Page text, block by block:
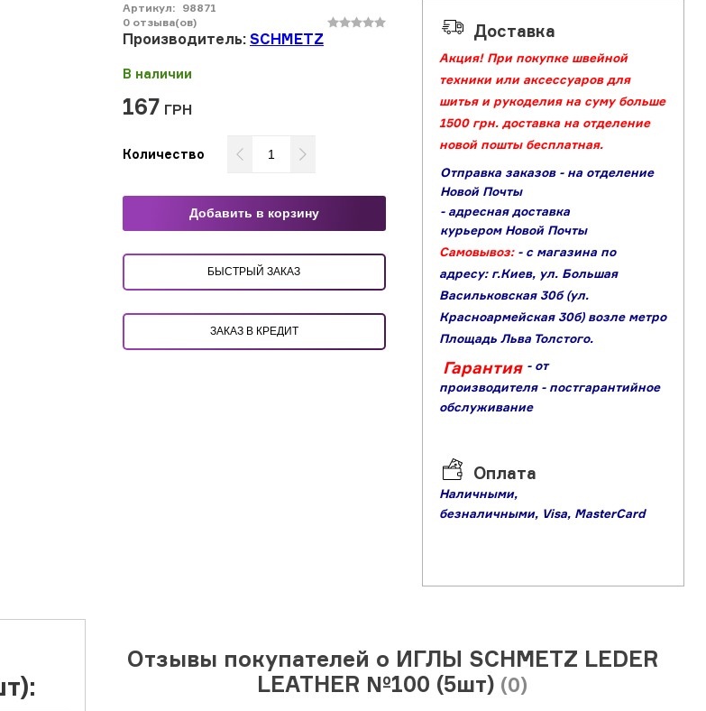
Артикул: 98871
0 отзыва(ов)
Производитель: SCHMETZ
В наличии
167 ГРН
Количество
Добавить в корзину
БЫСТРЫЙ ЗАКАЗ
ЗАКАЗ В КРЕДИТ
Доставка
Акция! При покупке швейной
техники или аксессуаров для
шитья и рукоделия на суму больше
1500 грн. доставка на отделение
новой пошты бесплатная.
Отправка заказов - на отделение
Новой Почты
- адресная доставка
курьером Новой Почты
Самовывоз: - с магазина по
адресу: г.Киев, ул. Большая
Васильковская 30б (ул.
Красноармейская 30б) возле метро
Площадь Льва Толстого.
Гарантия - от
производителя - постгарантийное
обслуживание
Оплата
Наличными,
безналичными, Visa, MasterCard
Отзывы покупателей о ИГЛЫ SCHMETZ LEDER
LEATHER №100 (5шт) (0)